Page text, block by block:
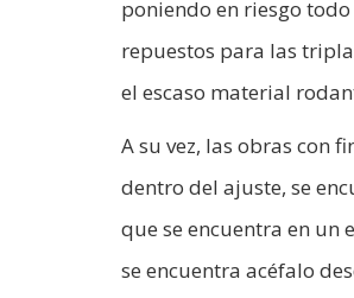
poniendo en riesgo
repuestos para las
el escaso material
A su vez, las obras con
dentro del ajuste, se
que se encuentra en un
se encuentra acéfalo